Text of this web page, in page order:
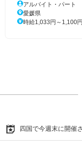
アルバイト・パート
愛媛県
時給1,033円～1,100円
四国で今週末に開催